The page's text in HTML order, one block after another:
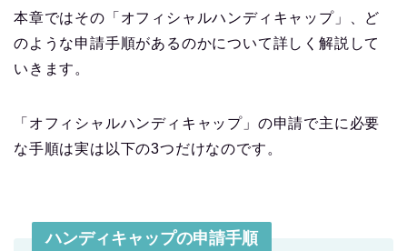
本章ではその「オフィシャルハンディキャップ」、ど
のような申請手順があるのかについて詳しく解説して
いきます。
「オフィシャルハンディキャップ」の申請で主に必要
な手順は実は以下の3つだけなのです。
ハンディキャップの申請手順